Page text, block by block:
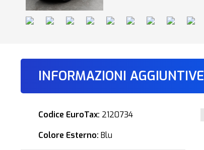
INFORMAZIONI AGGIUNTIVE
Codice EuroTax: 2120734
Colore Esterno: Blu